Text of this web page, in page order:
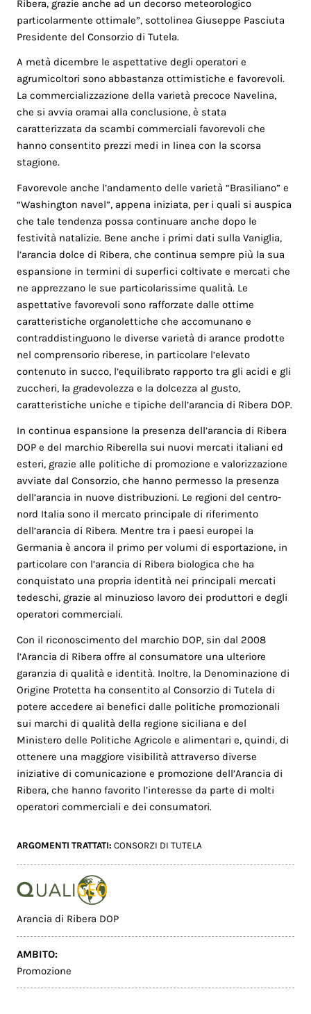
Ribera, grazie anche ad un decorso meteorologico
particolarmente ottimale”, sottolinea Giuseppe Pasciuta
Presidente del Consorzio di Tutela.
A metà dicembre le aspettative degli operatori e
agrumicoltori sono abbastanza ottimistiche e favorevoli.
La commercializzazione della varietà precoce Navelina,
che si avvia oramai alla conclusione, è stata
caratterizzata da scambi commerciali favorevoli che
hanno consentito prezzi medi in linea con la scorsa
stagione.
Favorevole anche l’andamento delle varietà “Brasiliano” e
“Washington navel”, appena iniziata, per i quali si auspica
che tale tendenza possa continuare anche dopo le
festività natalizie. Bene anche i primi dati sulla Vaniglia,
l’arancia dolce di Ribera, che continua sempre più la sua
espansione in termini di superfici coltivate e mercati che
ne apprezzano le sue particolarissime qualità. Le
aspettative favorevoli sono rafforzate dalle ottime
caratteristiche organolettiche che accomunano e
contraddistinguono le diverse varietà di arance prodotte
nel comprensorio riberese, in particolare l’elevato
contenuto in succo, l’equilibrato rapporto tra gli acidi e gli
zuccheri, la gradevolezza e la dolcezza al gusto,
caratteristiche uniche e tipiche dell’arancia di Ribera DOP.
In continua espansione la presenza dell’arancia di Ribera
DOP e del marchio Riberella sui nuovi mercati italiani ed
esteri, grazie alle politiche di promozione e valorizzazione
avviate dal Consorzio, che hanno permesso la presenza
dell’arancia in nuove distribuzioni. Le regioni del centro-
nord Italia sono il mercato principale di riferimento
dell’arancia di Ribera. Mentre tra i paesi europei la
Germania è ancora il primo per volumi di esportazione, in
particolare con l’arancia di Ribera biologica che ha
conquistato una propria identità nei principali mercati
tedeschi, grazie al minuzioso lavoro dei produttori e degli
operatori commerciali.
Con il riconoscimento del marchio DOP, sin dal 2008
l’Arancia di Ribera offre al consumatore una ulteriore
garanzia di qualità e identità. Inoltre, la Denominazione di
Origine Protetta ha consentito al Consorzio di Tutela di
potere accedere ai benefici dalle politiche promozionali
sui marchi di qualità della regione siciliana e del
Ministero delle Politiche Agricole e alimentari e, quindi, di
ottenere una maggiore visibilità attraverso diverse
iniziative di comunicazione e promozione dell’Arancia di
Ribera, che hanno favorito l’interesse da parte di molti
operatori commerciali e dei consumatori.
ARGOMENTI TRATTATI:CONSORZI DI TUTELA
Arancia di Ribera DOP
AMBITO:
Promozione